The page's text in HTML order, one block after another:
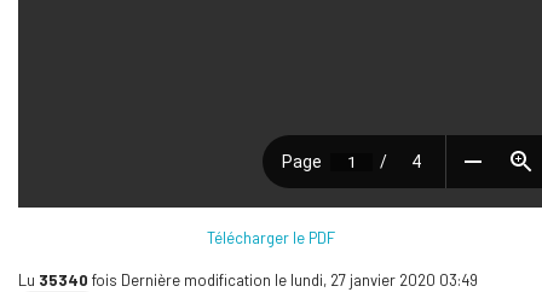
Télécharger le PDF
Lu 35340 fois Dernière modification le lundi, 27 janvier 2020 03:49